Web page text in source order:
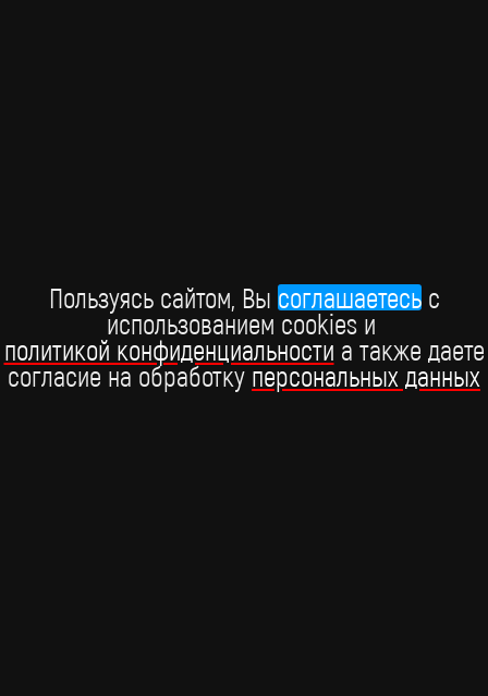
Пользуясь сайтом, Вы соглашаетесьc
использованием cookies и
политикой конфиденциальности а также даете
согласие на обработкуперсональных данных
РУССКИЙ ХИТ.
15 марта